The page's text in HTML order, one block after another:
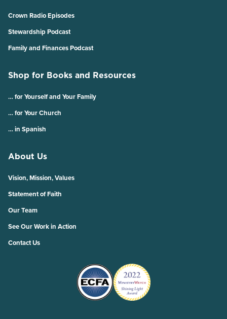
Crown Radio Episodes
Stewardship Podcast
Family and Finances Podcast
Shop for Books and Resources
… for Yourself and Your Family
… for Your Church
… in Spanish
About Us
Vision, Mission, Values
Statement of Faith
Our Team
See Our Work in Action
Contact Us